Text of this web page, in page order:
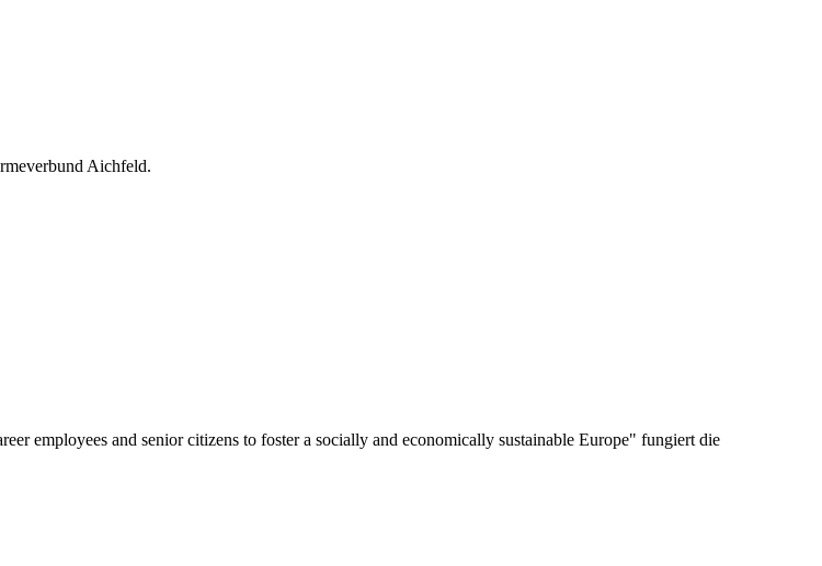
Aichfeld.
employees and senior citizens to foster a socially and economically sustainable Europe" fungiert die